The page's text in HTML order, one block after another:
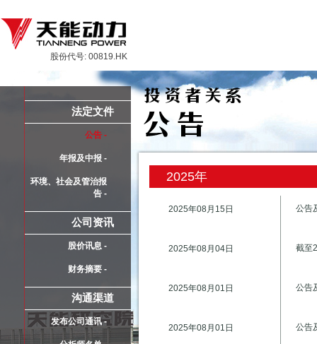
股份代号: 00819.HK
法定文件
公告 -
年报及中报 -
环境、社会及管治报
告 -
公司资讯
股价讯息 -
财务摘要 -
沟通渠道
发布公司通讯 -
2025年
2025年08月15日 公告
2025年08月04日 截至
2025年08月01日 公告
2025年08月01日 公告